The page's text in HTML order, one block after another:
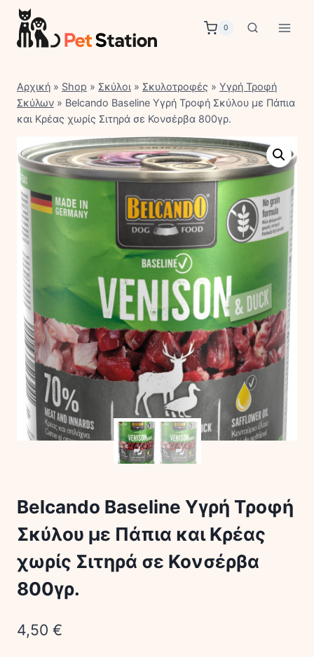
Skip
content
0
Αρχική » Shop » Σκύλοι » Σκυλοτροφές » Υγρή Τροφή
Σκύλων » Belcando Baseline Υγρή Τροφή Σκύλου με Πάπια
και Κρέας χωρίς Σιτηρά σε Κονσέρβα 800γρ.
Belcando Baseline Υγρή Τροφή
Σκύλου με Πάπια και Κρέας
χωρίς Σιτηρά σε Κονσέρβα
800γρ.
4,50 €